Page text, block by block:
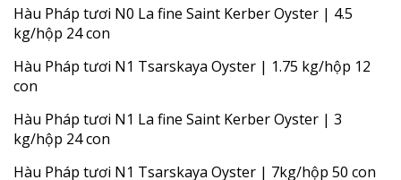
Hàu Pháp tươi N0 La fine Saint Kerber Oyster | 4.5
kg/hộp 24 con
Hàu Pháp tươi N1 Tsarskaya Oyster | 1.75 kg/hộp 12
con
Hàu Pháp tươi N1 La fine Saint Kerber Oyster | 3
kg/hộp 24 con
Hàu Pháp tươi N1 Tsarskaya Oyster | 7kg/hộp 50 con